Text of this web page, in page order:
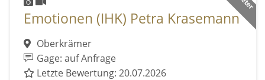
Emotionen (IHK) Petra Krasemann
Oberkrämer
Gage: auf Anfrage
Letzte Bewertung: 20.07.2026